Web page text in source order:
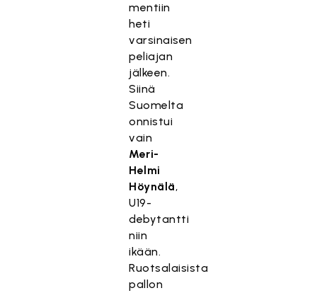
mentiin
heti
varsinaisen
peliajan
jälkeen.
Siinä
Suomelta
onnistui
vain
Meri-
Helmi
Höynälä,
U19-
debytantti
niin
ikään.
Ruotsalaisista
pallon